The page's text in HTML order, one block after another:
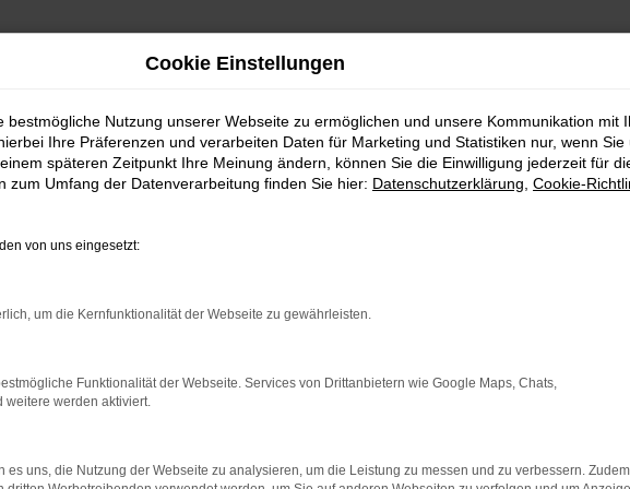
bestimmter Seiten verhindern. Funktioniert die Seite in einem anderen
beheben.
auf dem neuesten Stand sind.
kann auch dazu führen, dass bestimmte Funktionen nicht mehr unterstützt
Cookie Einstellungen
bestmögliche Nutzung unserer Webseite zu ermöglichen und unsere Kommunikation mit
Ihre Präferenzen und verarbeiten Daten für Marketing und Statistiken nur, wenn Sie
späteren Zeitpunkt Ihre Meinung ändern, können Sie die Einwilligung jederzeit für
zum Umfang der Datenverarbeitung finden Sie hier: Datenschutzerklärung Cookie-
von uns eingesetzt:
um die Kernfunktionalität der Webseite zu gewährleisten.
Funktionalität der Webseite. Services von Drittanbietern wie Google Maps, Chats,
weitere werden aktiviert.
es uns, die Nutzung der Webseite zu analysieren, um die Leistung zu messen und zu verbessern.